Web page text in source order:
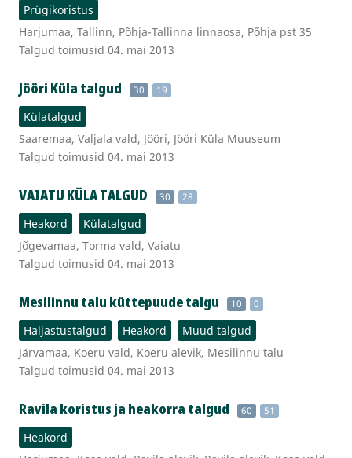
Prügikoristus
Harjumaa, Tallinn, Põhja-Tallinna linnaosa, Põhja pst 35
Talgud toimusid 04. mai 2013
Jööri Küla talgud 30 19
Külatalgud
Saaremaa, Valjala vald, Jööri, Jööri Küla Muuseum
Talgud toimusid 04. mai 2013
VAIATU KÜLA TALGUD 30 28
Heakord
Külatalgud
Jõgevamaa, Torma vald, Vaiatu
Talgud toimusid 04. mai 2013
Mesilinnu talu küttepuude talgu 10 0
Haljastustalgud Heakord
Muud talgud
Järvamaa, Koeru vald, Koeru alevik, Mesilinnu talu
Talgud toimusid 04. mai 2013
Ravila koristus ja heakorra talgud 60 51
Heakord